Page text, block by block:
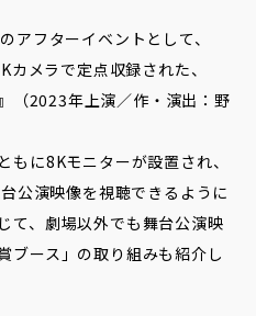
アフターイベントとして、
メラで定点収録された、
（2023年上演／作・演出：野
もに8Kモニターが設置され、
公演映像を視聴できるように
て、劇場以外でも舞台公演映
ブース」の取り組みも紹介し